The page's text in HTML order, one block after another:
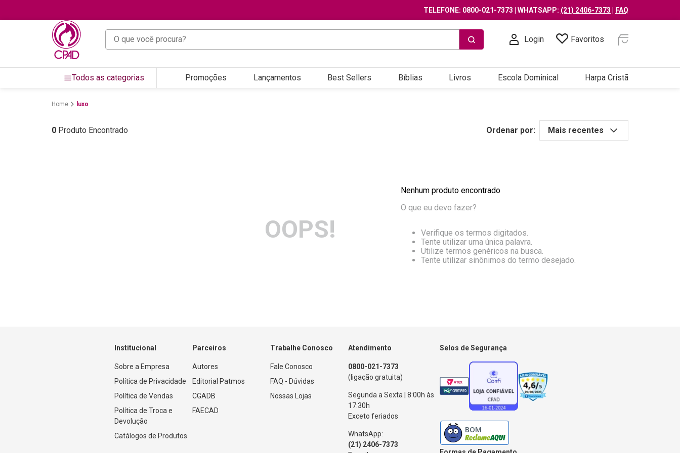
TELEFONE: 0800-021-7373 | WHATSAPP: (21) 2406-7373 FAQ
O que você procura?
Login Favoritos
Todos as categorias Promoções Lançamentos Best Sellers Bíblias Livros Escola Dominical Harpa Cristã
luxo
0 Produto Encontrado Ordenar por: Mais recentes
OOPS!
Nenhum produto encontrado
O que eu devo fazer?
Verifique os termos digitados.
Tente utilizar uma única palavra.
Utilize termos genéricos na busca.
Tente utilizar sinônimos do termo desejado.
Institucional
Sobre a Empresa
Política de Privacidade
Política de Vendas
Política de Troca e
Devolução
Catálogos de Produtos
Parceiros
Autores
Editorial Patmos
CGADB
FAECAD
Trabalhe Conosco
Fale Conosco
FAQ - Dúvidas
Nossas Lojas
Atendimento
0800-021-7373
(ligação gratuita)
Segunda a Sexta | 8:00h às
17:30h
Exceto feriados
WhatsApp:
(21) 2406-7373
Selos de Segurança